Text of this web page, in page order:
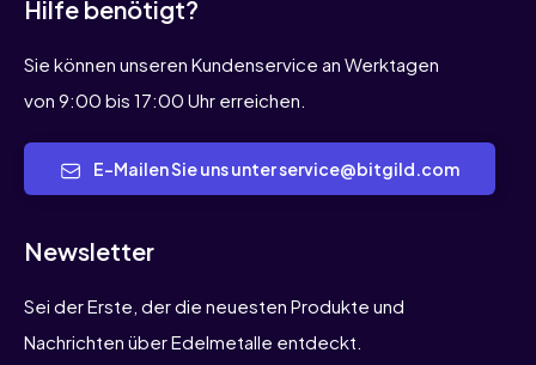
Hilfe benötigt?
Sie können unseren Kundenservice an Werktagen
von 9:00 bis 17:00 Uhr erreichen.
E-Mailen Sie uns unter service@bitgild.com
Newsletter
Sei der Erste, der die neuesten Produkte und
Nachrichten über Edelmetalle entdeckt.